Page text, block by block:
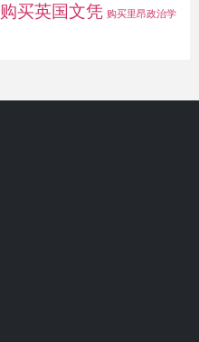
购买英国文凭 购买里昂政治学